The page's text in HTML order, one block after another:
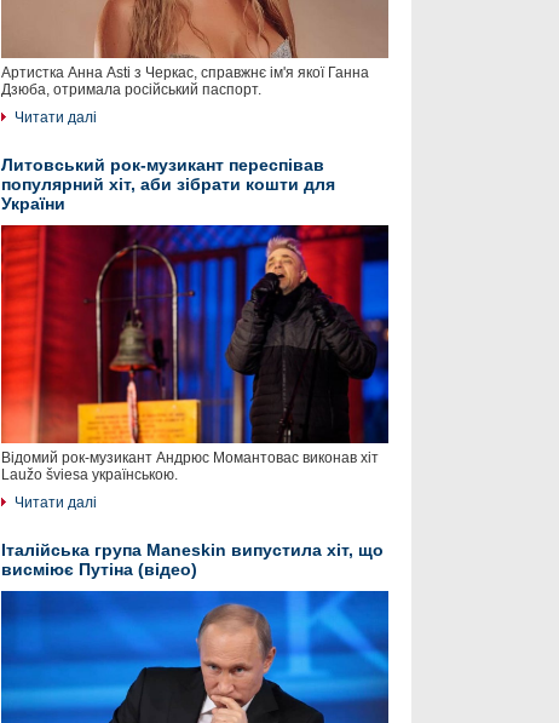
Артистка Анна Asti з Черкас, справжнє ім'я якої Ганна
Дзюба, отримала російський паспорт.
Читати далі
Литовський рок-музикант переспівав
популярний хіт, аби зібрати кошти для
України
Відомий рок-музикант Андрюс Момантовас виконав хіт
Laužo šviesa українською.
Читати далі
Італійська група Maneskin випустила хіт, що
висміює Путіна (відео)